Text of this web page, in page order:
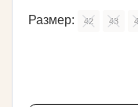
Размер: 42 43